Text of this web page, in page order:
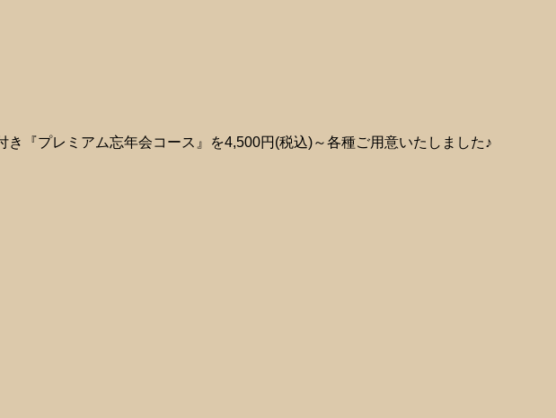
『プレミアム忘年会コース』を4,500円(税込)～各種ご用意いたしました♪